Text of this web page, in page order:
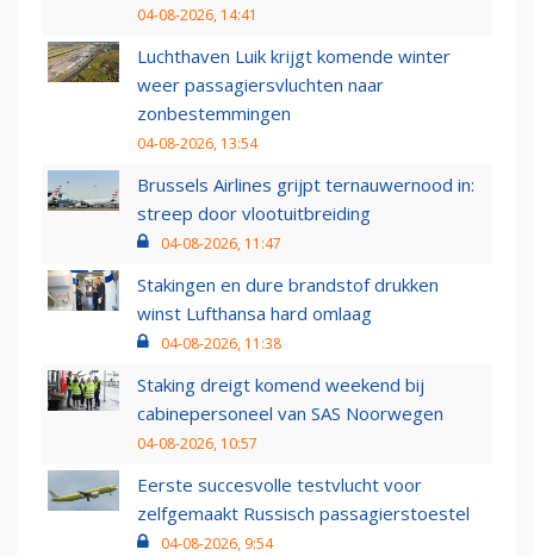
04-08-2026, 14:41
Luchthaven Luik krijgt komende winter
weer passagiersvluchten naar
zonbestemmingen
04-08-2026, 13:54
Brussels Airlines grijpt ternauwernood in:
streep door vlootuitbreiding
04-08-2026, 11:47
Stakingen en dure brandstof drukken
winst Lufthansa hard omlaag
04-08-2026, 11:38
Staking dreigt komend weekend bij
cabinepersoneel van SAS Noorwegen
04-08-2026, 10:57
Eerste succesvolle testvlucht voor
zelfgemaakt Russisch passagierstoestel
04-08-2026, 9:54